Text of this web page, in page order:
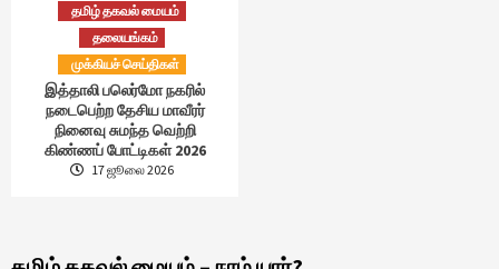
தமிழ் தகவல் மையம்
தலையங்கம்
முக்கியச் செய்திகள்
இத்தாலி பலெர்மோ நகரில்
நடைபெற்ற தேசிய மாவீரர்
நினைவு சுமந்த வெற்றி
கிண்ணப் போட்டிகள் 2026
17 ஜூலை 2026